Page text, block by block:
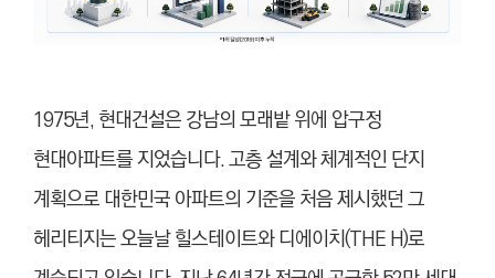
1975년, 현대건설은 강남의 모래밭 위에 압구정
현대아파트를 지었습니다. 고층 설계와 체계적인 단지
계획으로 대한민국 아파트의 기준을 처음 제시했던 그
헤리티지는 오늘날 힐스테이트와 디에이치(THE H)로